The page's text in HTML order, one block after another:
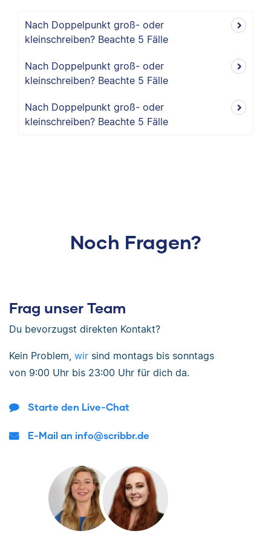
Nach Doppelpunkt groß- oder
kleinschreiben? Beachte 5 Fälle
Nach Doppelpunkt groß- oder
kleinschreiben? Beachte 5 Fälle
Nach Doppelpunkt groß- oder
kleinschreiben? Beachte 5 Fälle
Noch Fragen?
Frag unser Team
Du bevorzugst direkten Kontakt?
Kein Problem, wir sind montags bis sonntags
von 9:00 Uhr bis 23:00 Uhr für dich da.
Starte den Live-Chat
E-Mail an info@scribbr.de